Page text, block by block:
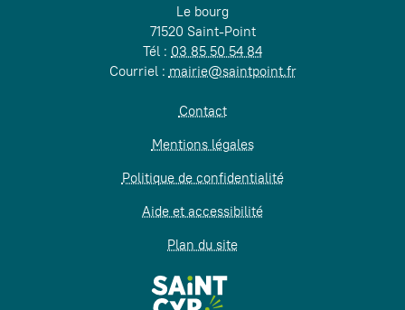
Le bourg
71520 Saint-Point
Tél : 03 85 50 54 84
Courriel : mairie@saintpoint.fr
Contact
Mentions légales
Politique de confidentialité
Aide et accessibilité
Plan du site